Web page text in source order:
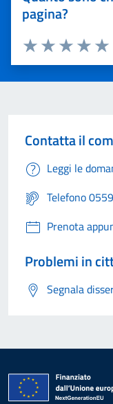
pagina?
Valuta
Valuta 3
Valuta 2 stelle
Valuta 1 stelle su 5
Contatta il
Leggi le
Telefono
Prenota
Problemi in
Segnala